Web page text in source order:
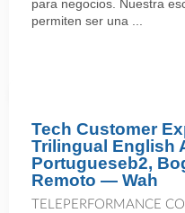
para negocios. Nuestra
permiten ser una ...
Tech Customer
Trilingual English
Portugueseb2,
Remoto — Wah
TELEPERFORMANCE